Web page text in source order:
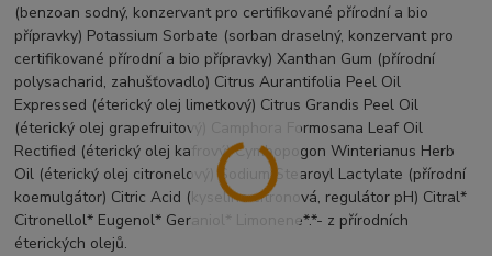
(benzoan sodný, konzervant pro certifikované přírodní a bio
přípravky) Potassium Sorbate (sorban draselný, konzervant pro
certifikované přírodní a bio přípravky) Xanthan Gum (přírodní
polysacharid, zahušťovadlo) Citrus Aurantifolia Peel Oil
Expressed (éterický olej limetkový) Citrus Grandis Peel Oil
(éterický olej grapefruitový) Camphora Formosana Leaf Oil
Rectified (éterický olej kafrový) Cymbopogon Winterianus Herb
Oil (éterický olej citronelový) Sodium Stearoyl Lactylate (přírodní
koemulgátor) Citric Acid (kyselina citronová, regulátor pH) Citral*
Citronellol* Eugenol* Geraniol* Limonene*.*- z přírodních
éterických olejů.